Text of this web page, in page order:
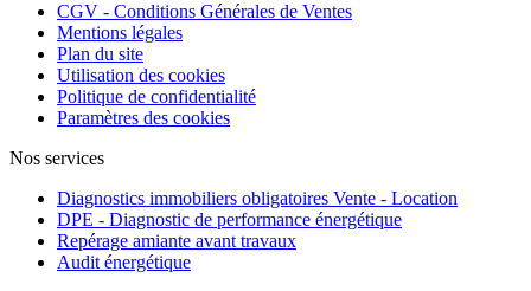
CGV - Conditions Générales de Ventes
Mentions légales
Plan du site
Utilisation des cookies
Politique de confidentialité
Paramètres des cookies
Nos services
Diagnostics immobiliers obligatoires Vente - Location
DPE - Diagnostic de performance énergétique
Repérage amiante avant travaux
Audit énergétique